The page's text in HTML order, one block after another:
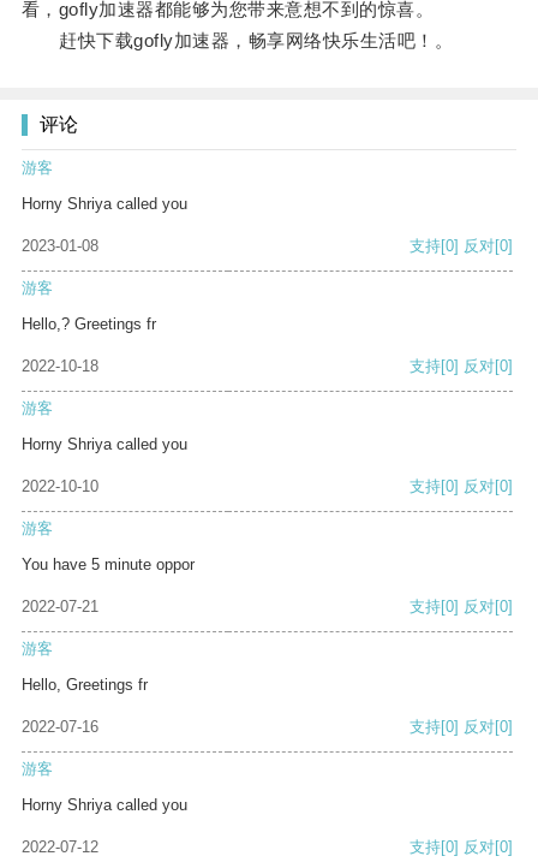
看，gofly加速器都能够为您带来意想不到的惊喜。
赶快下载gofly加速器，畅享网络快乐生活吧！。
评论
游客
Horny Shriya called you
2023-01-08 支持[0] 反对[0]
游客
Hello,? Greetings fr
2022-10-18 支持[0] 反对[0]
游客
Horny Shriya called you
2022-10-10 支持[0] 反对[0]
游客
You have 5 minute oppor
2022-07-21 支持[0] 反对[0]
游客
Hello, Greetings fr
2022-07-16 支持[0] 反对[0]
游客
Horny Shriya called you
2022-07-12 支持[0] 反对[0]